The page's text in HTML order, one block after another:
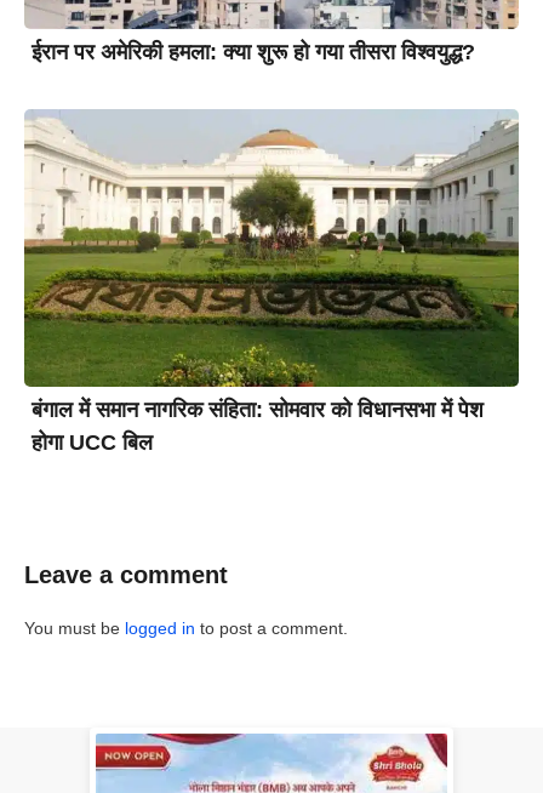
ईरान पर अमेरिकी हमला: क्या शुरू हो गया तीसरा विश्वयुद्ध?
बंगाल में समान नागरिक संहिता: सोमवार को विधानसभा में पेश
होगा UCC बिल
Leave a comment
You must be logged in to post a comment.